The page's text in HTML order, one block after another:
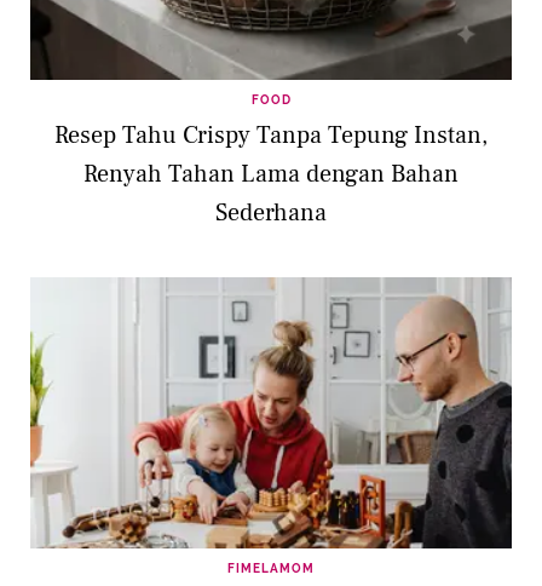
FOOD
Resep Tahu Crispy Tanpa Tepung Instan,
Renyah Tahan Lama dengan Bahan
Sederhana
FIMELAMOM